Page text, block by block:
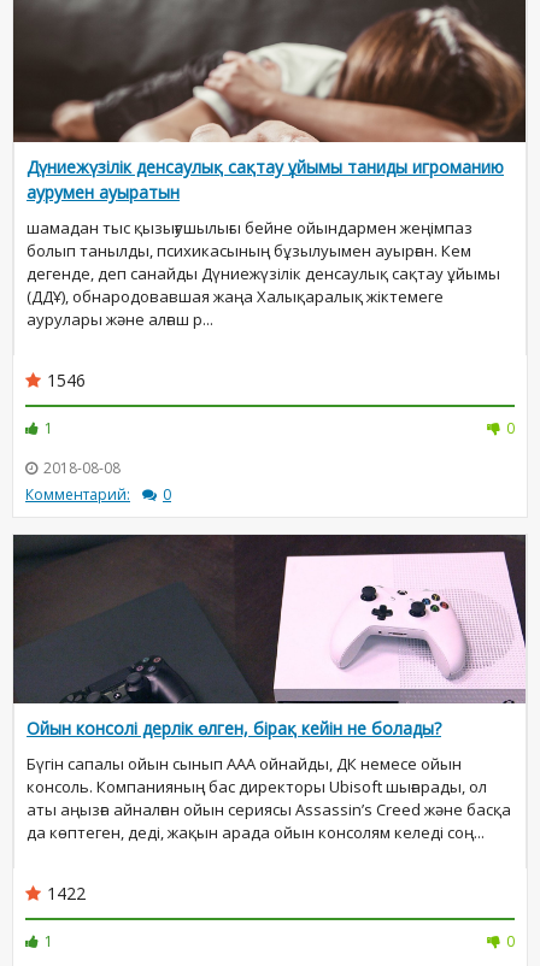
Дүниежүзілік денсаулық сақтау ұйымы таниды игроманию
аурумен ауыратын
шамадан тыс қызығушылығы бейне ойындармен жеңімпаз
болып танылды, психикасының бұзылуымен ауырған. Кем
дегенде, деп санайды Дүниежүзілік денсаулық сақтау ұйымы
(ДДҰ), обнародовавшая жаңа Халықаралық жіктемеге
аурулары және алғаш р...
1546
1
0
2018-08-08
Комментарий:
0
Ойын консолі дерлік өлген, бірақ кейін не болады?
Бүгін сапалы ойын сынып AAA ойнайды, ДК немесе ойын
консоль. Компанияның бас директоры Ubisoft шығарады, ол
аты аңызға айналған ойын сериясы Assassin’s Creed және басқа
да көптеген, деді, жақын арада ойын консолям келеді соң...
1422
1
0